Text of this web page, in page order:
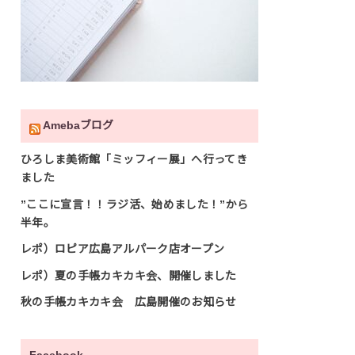
Amebaブログ
ひろしま美術館「ミッフィー展」へ行ってき
ました
”ここに宣言！！ラジ活、始めました！”から
半年。
レポ）ロピア広島アルパーク店オープン
レポ）夏の手帳カキカキ会、開催しました
秋の手帳カキカキ会 広島開催のお知らせ